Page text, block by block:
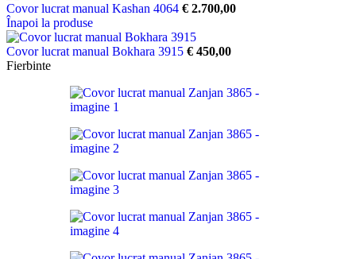
Covor lucrat manual Kashan 4064 € 2.700,00
Înapoi la produse
Covor lucrat manual Bokhara 3915 € 450,00
Fierbinte